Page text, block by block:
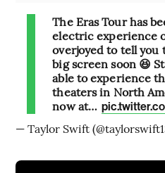
The Eras Tour has
electric experience
overjoyed to tell you
big screen soon 😆
able to experience
theaters in North
now at…
— Taylor Swift